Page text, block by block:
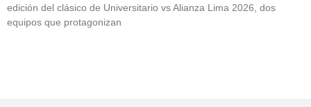
edición del clásico de Universitario vs Alianza Lima 2026, dos
equipos que protagonizan